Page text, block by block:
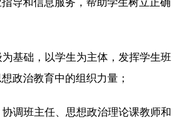
基础，以学生为主体，发挥学生班
政治教育中的组织力量；
调班主任、思想政治理论课教师和